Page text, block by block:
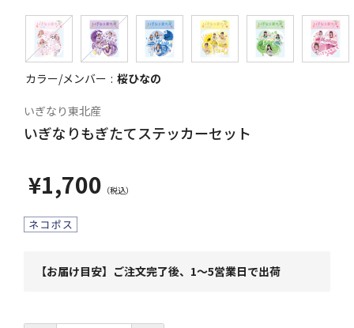
カラー/メンバー 桜ひなの
いぎなり東北産
いぎなりもぎたてステッカーセット
¥1,700
【お届け目安】ご注文完了後、1～5営業日で出荷